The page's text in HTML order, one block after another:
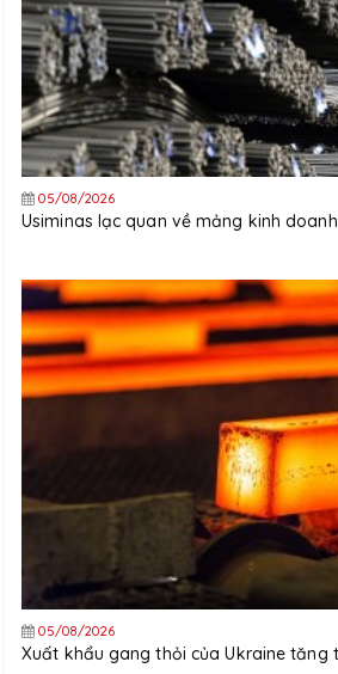
05/08/2026
Usiminas lạc quan về mảng kinh
05/08/2026
Xuất khẩu gang thỏi của Ukraine tăng